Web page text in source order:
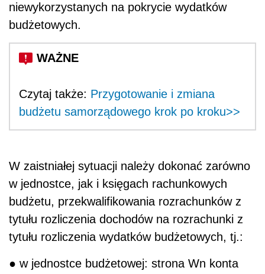
niewykorzystanych na pokrycie wydatków
budżetowych.
Czytaj także: Przygotowanie i zmiana
budżetu samorządowego krok po kroku>>
W zaistniałej sytuacji należy dokonać zarówno
w jednostce, jak i księgach rachunkowych
budżetu, przekwalifikowania rozrachunków z
tytułu rozliczenia dochodów na rozrachunki z
tytułu rozliczenia wydatków budżetowych, tj.:
● w jednostce budżetowej: strona Wn konta